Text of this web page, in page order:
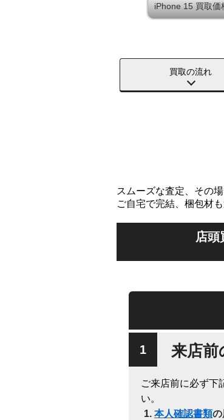
iPhone 15 買取価
買取の流れ
スムーズな査定、その
ご自宅で完結、梱包材
店頭
来店前
ご来店前に必ず下
い。
本人確認書類の